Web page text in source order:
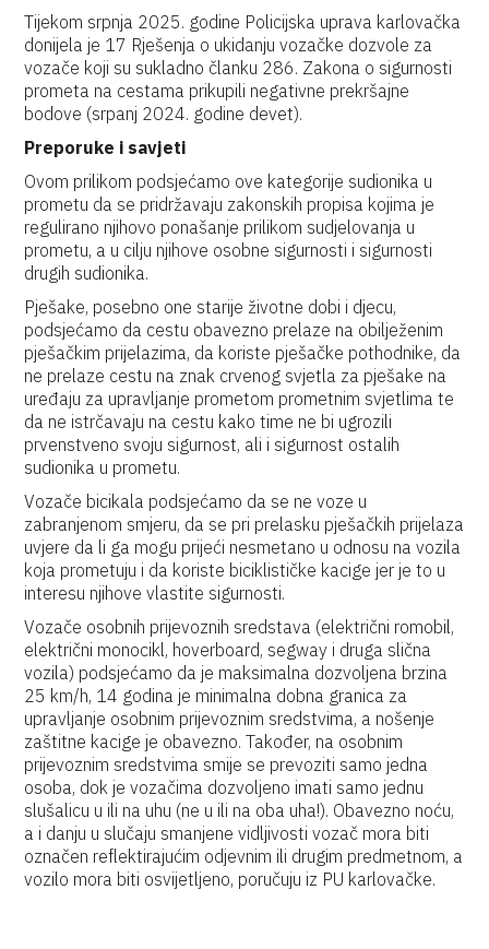
Tijekom srpnja 2025. godine Policijska uprava karlovačka
donijela je 17 Rješenja o ukidanju vozačke dozvole za
vozače koji su sukladno članku 286. Zakona o sigurnosti
prometa na cestama prikupili negativne prekršajne
bodove (srpanj 2024. godine devet).
Preporuke i savjeti
Ovom prilikom podsjećamo ove kategorije sudionika u
prometu da se pridržavaju zakonskih propisa kojima je
regulirano njihovo ponašanje prilikom sudjelovanja u
prometu, a u cilju njihove osobne sigurnosti i sigurnosti
drugih sudionika.
Pješake, posebno one starije životne dobi i djecu,
podsjećamo da cestu obavezno prelaze na obilježenim
pješačkim prijelazima, da koriste pješačke pothodnike, da
ne prelaze cestu na znak crvenog svjetla za pješake na
uređaju za upravljanje prometom prometnim svjetlima te
da ne istrčavaju na cestu kako time ne bi ugrozili
prvenstveno svoju sigurnost, ali i sigurnost ostalih
sudionika u prometu.
Vozače bicikala podsjećamo da se ne voze u
zabranjenom smjeru, da se pri prelasku pješačkih prijelaza
uvjere da li ga mogu prijeći nesmetano u odnosu na vozila
koja prometuju i da koriste biciklističke kacige jer je to u
interesu njihove vlastite sigurnosti.
Vozače osobnih prijevoznih sredstava (električni romobil,
električni monocikl, hoverboard, segway i druga slična
vozila) podsjećamo da je maksimalna dozvoljena brzina
25 km/h, 14 godina je minimalna dobna granica za
upravljanje osobnim prijevoznim sredstvima, a nošenje
zaštitne kacige je obavezno. Također, na osobnim
prijevoznim sredstvima smije se prevoziti samo jedna
osoba, dok je vozačima dozvoljeno imati samo jednu
slušalicu u ili na uhu (ne u ili na oba uha!). Obavezno noću,
a i danju u slučaju smanjene vidljivosti vozač mora biti
označen reflektirajućim odjevnim ili drugim predmetnom, a
vozilo mora biti osvijetljeno, poručuju iz PU karlovačke.